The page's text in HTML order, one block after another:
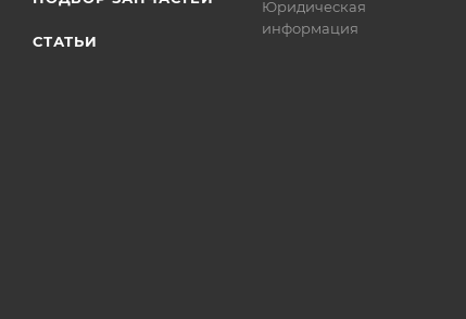
СТАТЬИ
Юридическая
информация